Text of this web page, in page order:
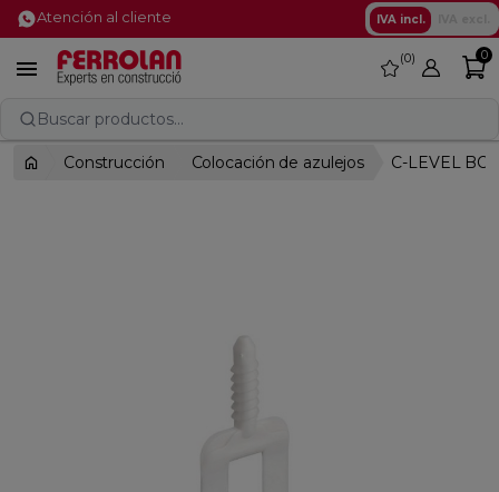
Atención al cliente IVA incl.
 favorite
0 0
Buscar productos...
Construcción Colocación de azulejos C-LEVEL